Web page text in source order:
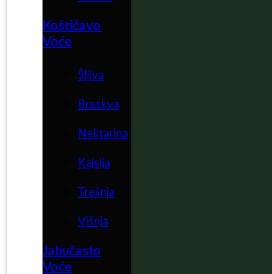
Koštičavo
Voće
Šljiva
Breskva
Nektarina
Kajsija
Trešnja
Višnja
Jabučasto
Voće